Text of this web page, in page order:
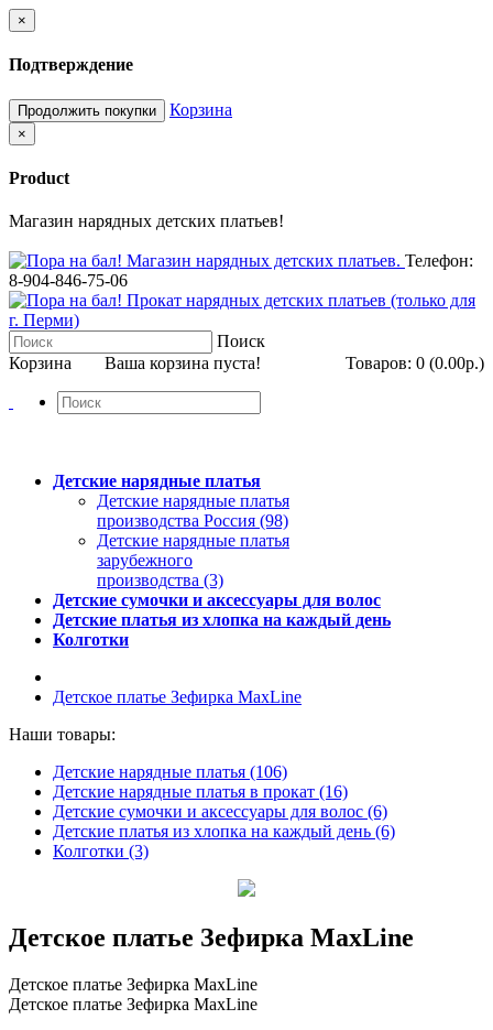
×
Подтверждение
Продолжить покупки Корзина
×
Product
Магазин нарядных детских платьев!
Телефон:
8-904-846-75-06
Поиск
Корзина
Товаров: 0 (0.00р.)
Ваша корзина пуста!
Детские нарядные платья
Детские нарядные платья
производства Россия (98)
Детские нарядные платья
зарубежного
производства (3)
Детские сумочки и аксессуары для волос
Детские платья из хлопка на каждый день
Колготки
Детское платье Зефирка MaxLine
Наши товары:
Детские нарядные платья (106)
Детские нарядные платья в прокат (16)
Детские сумочки и аксессуары для волос (6)
Детские платья из хлопка на каждый день (6)
Колготки (3)
Детское платье Зефирка MaxLine
Детское платье Зефирка MaxLine
Детское платье Зефирка MaxLine